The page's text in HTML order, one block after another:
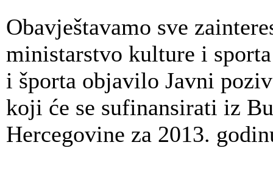
Obavještavamo sve
ministarstvo kulture i
i športa objavilo Javni
koji će se sufinansirati iz
Hercegovine za 2013.